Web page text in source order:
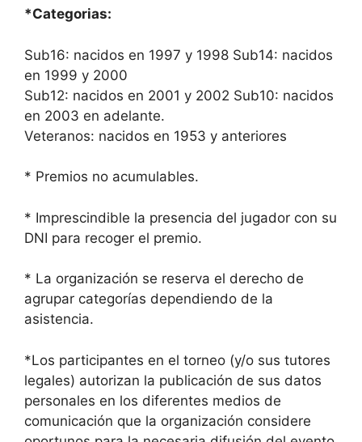
*Categorias:
Sub16: nacidos en 1997 y 1998 Sub14: nacidos
en 1999 y 2000
Sub12: nacidos en 2001 y 2002 Sub10: nacidos
en 2003 en adelante.
Veteranos: nacidos en 1953 y anteriores
* Premios no acumulables.
* Imprescindible la presencia del jugador con su
DNI para recoger el premio.
* La organización se reserva el derecho de
agrupar categorías dependiendo de la
asistencia.
*Los participantes en el torneo (y/o sus tutores
legales) autorizan la publicación de sus datos
personales en los diferentes medios de
comunicación que la organización considere